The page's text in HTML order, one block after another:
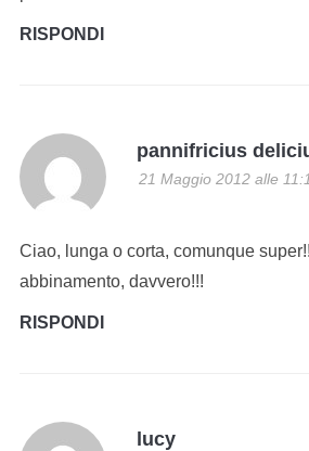
RISPONDI
pannifricius
21 Maggio 2012 alle
Ciao, lunga o corta, comunque
abbinamento, davvero!!!
RISPONDI
lucy